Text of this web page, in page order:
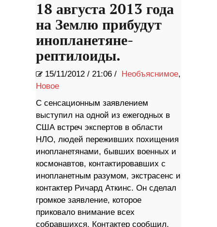
18 августа 2013 года
на Землю прибудут
инопланетяне-
рептилоиды.
15/11/2012 / 21:06 / Необъяснимое,
Новое
С сенсационным заявлением
выступил на одной из ежегодных в
США встреч экспертов в области
НЛО, людей переживших похищения
инопланетянами, бывших военных и
космонавтов, контактировавших с
инопланетным разумом, экстрасенс и
контактер Ричард Аткинс. Он сделал
громкое заявление, которое
приковало внимание всех
собравшихся. Контактер сообщил,